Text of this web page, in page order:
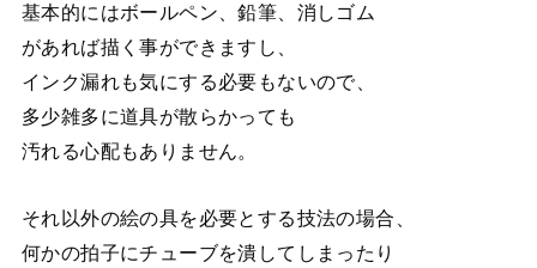
基本的にはボールペン、鉛筆、消しゴム
があれば描く事ができますし、
インク漏れも気にする必要もないので、
多少雑多に道具が散らかっても
汚れる心配もありません。
それ以外の絵の具を必要とする技法の場合、
何かの拍子にチューブを潰してしまったり